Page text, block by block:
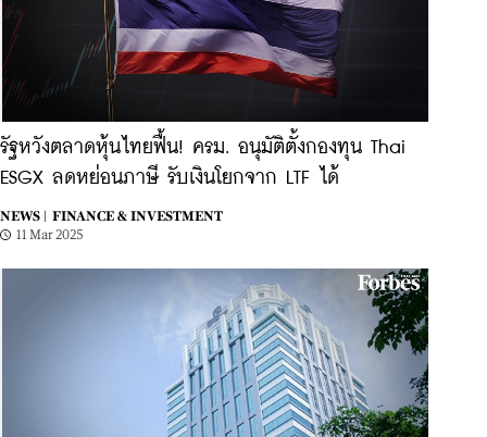
รัฐหวังตลาดหุ้นไทยฟื้น! ครม. อนุมัติตั้งกองทุน Thai
ESGX ลดหย่อนภาษี รับเงินโยกจาก LTF ได้
NEWS |
FINANCE & INVESTMENT
11 Mar 2025